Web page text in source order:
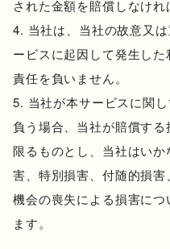
された金額を賠償しなけれ
当社は、当社の故意又
ービスに起因して発生し
責任を負いません。
当社が本サービスに関
負う場合、当社が賠償す
限るものとし、当社はい
害、特別損害、付随的損
機会の喪失による損害に
ます。